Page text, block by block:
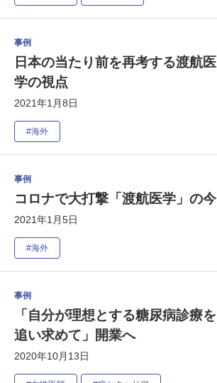
事例
日本の当たり前を再考する渡航医
学の視点
2021年1月8日
#海外
事例
コロナで大打撃「渡航医学」の今
2021年1月5日
#海外
事例
「自分が理想とする糖尿病診療を
追い求めて」開業へ
2020年10月13日